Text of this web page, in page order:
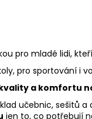
pro mladé lidi,
pro sportování i
a komfortu
učebnic, sešitů
jen to, co potřebují